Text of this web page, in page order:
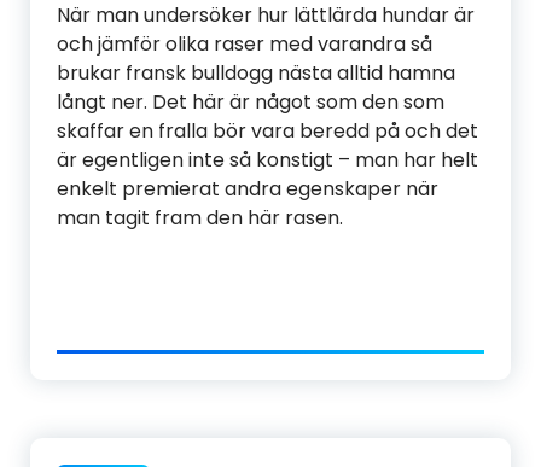
När man undersöker hur lättlärda hundar är
och jämför olika raser med varandra så
brukar fransk bulldogg nästa alltid hamna
långt ner. Det här är något som den som
skaffar en fralla bör vara beredd på och det
är egentligen inte så konstigt – man har helt
enkelt premierat andra egenskaper när
man tagit fram den här rasen.